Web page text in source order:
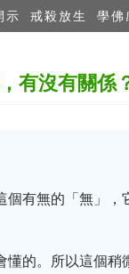
示 戒殺放生 學佛
有沒有關係
有無的「無」，
的。所以這個稍